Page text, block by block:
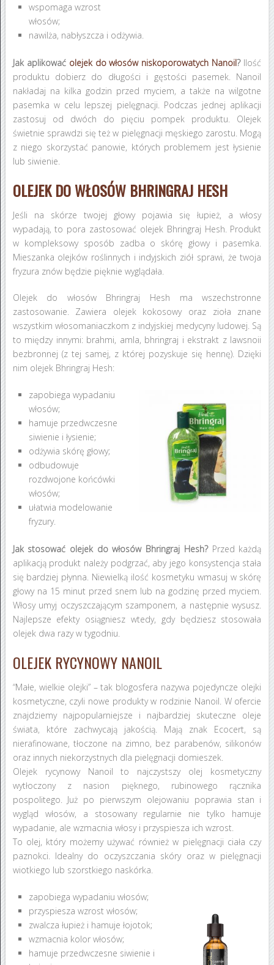
wspomaga wzrost
włosów;
nawilża, nabłyszcza i odżywia.
Jak aplikować olejek do włosów niskoporowatych Nanoil?Ilość
produktu dobierz do długości i gęstości pasemek. Nanoil
nakładaj na kilka godzin przed myciem, a także na wilgotne
pasemka w celu lepszej pielęgnacji. Podczas jednej aplikacji
zastosuj od dwóch do pięciu pompek produktu. Olejek
świetnie sprawdzi się też w pielęgnacji męskiego zarostu. Mogą
z niego skorzystać panowie, których problemem jest łysienie
lub siwienie.
OLEJEK DO WŁOSÓW BHRINGRAJ HESH
Jeśli na skórze twojej głowy pojawia się łupież, a włosy
wypadają, to pora zastosować olejek Bhringraj Hesh. Produkt
w kompleksowy sposób zadba o skórę głowy i pasemka.
Mieszanka olejków roślinnych i indyjskich ziół sprawi, że twoja
fryzura znów będzie pięknie wyglądała.
Olejek do włosów Bhringraj Hesh ma wszechstronne
zastosowanie. Zawiera olejek kokosowy oraz zioła znane
wszystkim włosomaniaczkom z indyjskiej medycyny ludowej. Są
to między innymi: brahmi, amla, bhringraj i ekstrakt z lawsnoii
bezbronnej (z tej samej, z której pozyskuje się hennę). Dzięki
nim olejek Bhringraj Hesh:
zapobiega wypadaniu
włosów;
hamuje przedwczesne
siwienie i łysienie;
odżywia skórę głowy;
odbudowuje
rozdwojone końcówki
włosów;
ułatwia modelowanie
fryzury.
Jak stosować olejek do włosów Bhringraj Hesh?Przed każdą
aplikacją produkt należy podgrzać, aby jego konsystencja stała
się bardziej płynna. Niewielką ilość kosmetyku wmasuj w skórę
głowy na 15 minut przed snem lub na godzinę przed myciem.
Włosy umyj oczyszczającym szamponem, a następnie wysusz.
Najlepsze efekty osiągniesz wtedy, gdy będziesz stosowała
olejek dwa razy w tygodniu.
OLEJEK RYCYNOWY NANOIL
“Małe, wielkie olejki” – tak blogosfera nazywa pojedyncze olejki
kosmetyczne, czyli nowe produkty w rodzinie Nanoil. W ofercie
znajdziemy najpopularniejsze i najbardziej skuteczne oleje
świata, które zachwycają jakością. Mają znak Ecocert, są
nierafinowane, tłoczone na zimno, bez parabenów, silikonów
oraz innych niekorzystnych dla pielęgnacji domieszek.
Olejek rycynowy Nanoil to najczystszy olej kosmetyczny
wytłoczony z nasion pięknego, rubinowego rącznika
pospolitego. Już po pierwszym olejowaniu poprawia stan i
wygląd włosów, a stosowany regularnie nie tylko hamuje
wypadanie, ale wzmacnia włosy i przyspiesza ich wzrost.
To olej, który możemy używać również w pielęgnacji ciała czy
paznokci. Idealny do oczyszczania skóry oraz w pielęgnacji
wiotkiego lub szorstkiego naskórka.
zapobiega wypadaniu włosów;
przyspiesza wzrost włosów;
zwalcza łupież i hamuje łojotok;
wzmacnia kolor włosów;
hamuje przedwczesne siwienie i